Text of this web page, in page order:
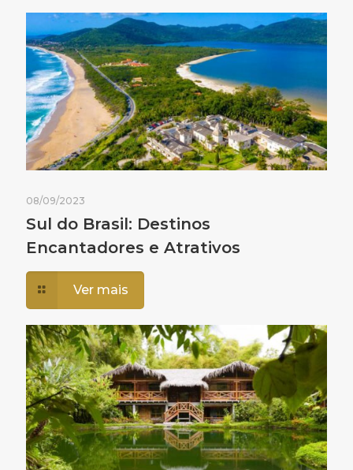
08/09/2023
Sul do Brasil: Destinos
Encantadores e Atrativos
Ver mais